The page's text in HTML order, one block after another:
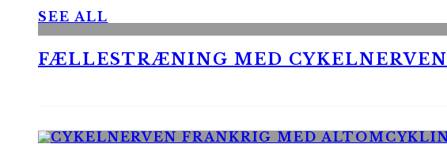
SEE ALL
FÆLLESTRÆNING MED CYKELNERVEN